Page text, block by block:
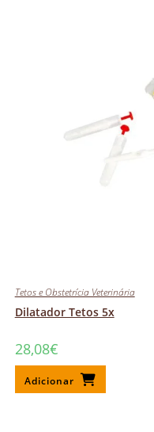
Tetos e Obstetrícia Veterinária
Dilatador Tetos 5x
28,08€
Adicionar